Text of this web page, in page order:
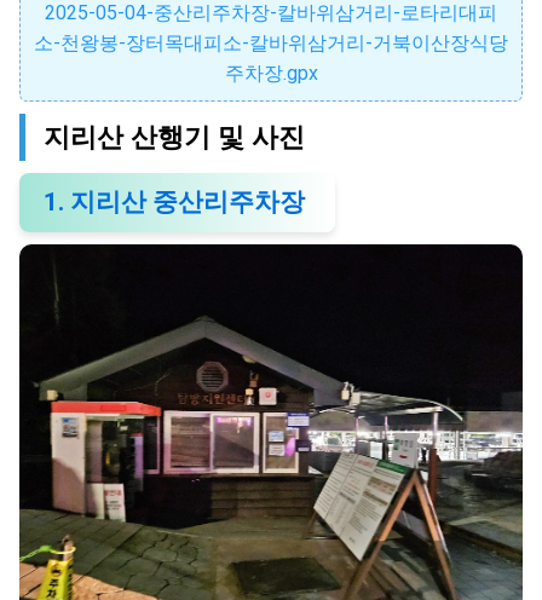
2025-05-04-중산리주차장-칼바위삼거리-로타리대피
소-천왕봉-장터목대피소-칼바위삼거리-거북이산장식당
주차장.gpx
지리산 산행기 및 사진
1. 지리산 중산리주차장